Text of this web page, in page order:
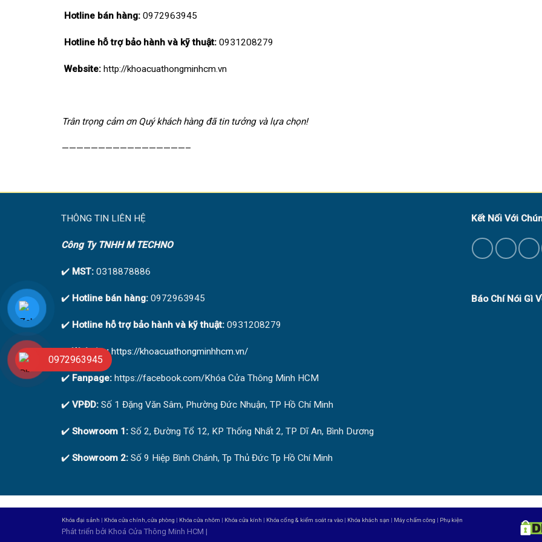
Hotline bán hàng: 0972963945
Hotline hỗ trợ bảo hành và kỹ thuật: 0931208279
Website: http://khoacuathongminhcm.vn
Trân trọng cảm ơn Quý khách hàng đã tin tưởng và lựa chọn!
—————————————————–
THÔNG TIN LIÊN HỆ
Công Ty TNHH M TECHNO
✔️ MST:0318878886
✔️ Hotline bán hàng:0972963945
✔️ Hotline hỗ trợ bảo hành và kỹ thuật:0931208279
✔️ Website: https://khoacuathongminhhcm.vn/
✔️ Fanpage:https://facebook.com/Khóa Cửa Thông Minh HCM
✔️ VPĐD: Số 1 Đặng Văn Sâm, Phường Đức Nhuận, TP Hồ Chí Minh
✔️ Showroom 1:Số 2, Đường Tổ 12, KP Thống Nhất 2, TP Dĩ An, Bình Dương
✔️ Showroom 2:Số 9 Hiệp Bình Chánh, Tp Thủ Đức Tp Hồ Chí Minh
Kết Nối Với
Báo Chí Nói Gì
Khóa đại sảnh | Khóa cửa chính, cửa phòng | Khóa cửa nhôm | Khóa cửa kính | Khóa cổng & kiểm soát ra vào | Khóa khách sạn | Máy chấm công | Phụ kiện
Phát triển bởi Khoá Cửa Thông Minh HCM |
0972963945